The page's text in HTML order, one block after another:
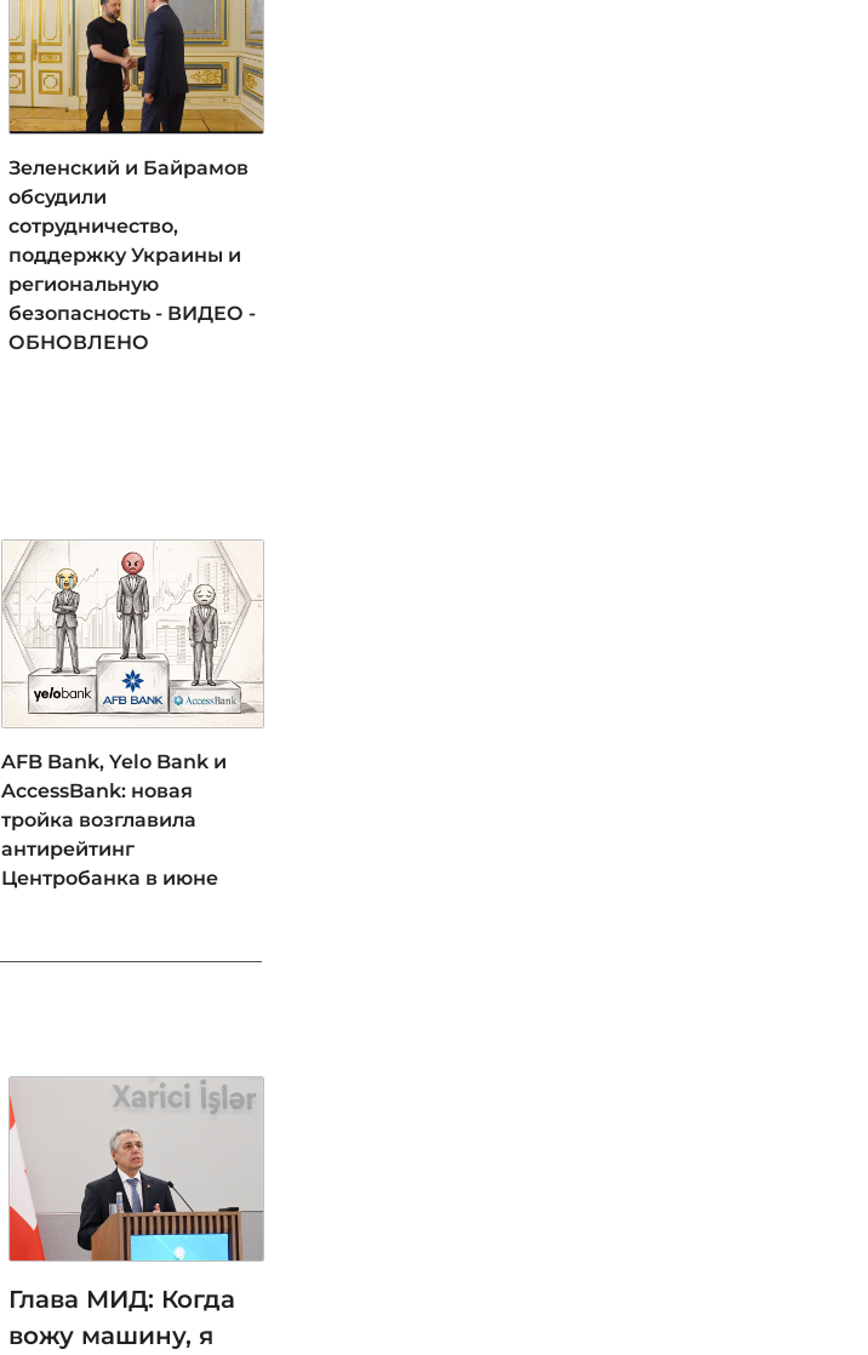
Зеленский и Байрамов
обсудили
сотрудничество,
поддержку Украины и
региональную
безопасность - ВИДЕО -
ОБНОВЛЕНО
AFB Bank, Yelo Bank и
AccessBank: новая
тройка возглавила
антирейтинг
Центробанка в июне
Глава МИД: Когда
вожу машину, я